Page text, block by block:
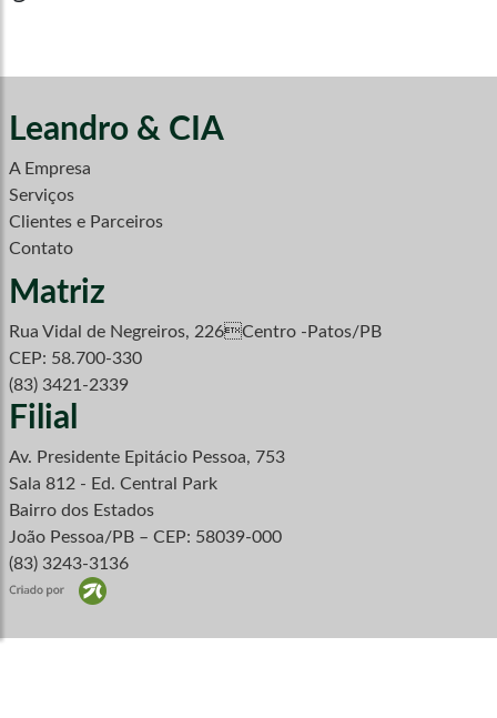
Leandro & CIA
A Empresa
Serviços
Clientes e Parceiros
Contato
Matriz
Rua Vidal de Negreiros, 226Centro -Patos/PB
CEP: 58.700-330
(83) 3421-2339
Filial
Av. Presidente Epitácio Pessoa, 753
Sala 812 - Ed. Central Park
Bairro dos Estados
João Pessoa/PB – CEP: 58039-000
(83) 3243-3136